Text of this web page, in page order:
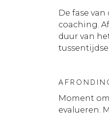
De fase
coaching.
duur van
Moment
evalueren.